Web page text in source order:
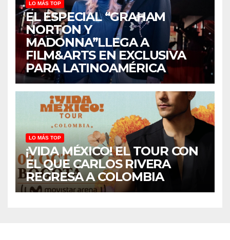
LO MÁS TOP
EL ESPECIAL “GRAHAM
NORTON Y
MADONNA”LLEGA A
FILM&ARTS EN EXCLUSIVA
PARA LATINOAMÉRICA
LO MÁS TOP
¡VIDA MÉXICO! EL TOUR CON
EL QUE CARLOS RIVERA
REGRESA A COLOMBIA